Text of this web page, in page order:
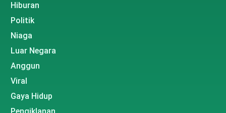
Hiburan
Politik
Niaga
Luar Negara
Anggun
Viral
Gaya Hidup